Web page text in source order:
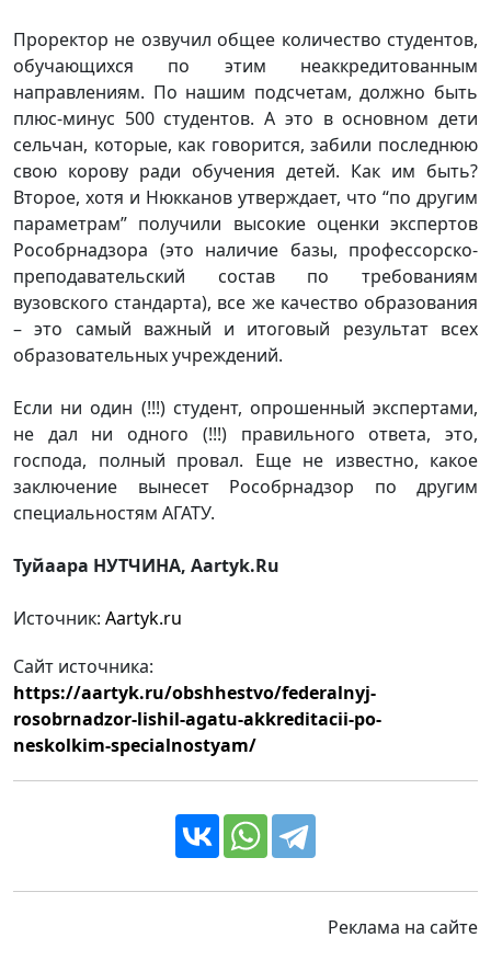
Проректор не озвучил общее количество студентов,
обучающихся по этим неаккредитованным
направлениям. По нашим подсчетам, должно быть
плюс-минус 500 студентов. А это в основном дети
сельчан, которые, как говорится, забили последнюю
свою корову ради обучения детей. Как им быть?
Второе, хотя и Нюкканов утверждает, что “по другим
параметрам” получили высокие оценки экспертов
Рособрнадзора (это наличие базы, профессорско-
преподавательский состав по требованиям
вузовского стандарта), все же качество образования
– это самый важный и итоговый результат всех
образовательных учреждений.
Если ни один (!!!) студент, опрошенный экспертами,
не дал ни одного (!!!) правильного ответа, это,
господа, полный провал. Еще не известно, какое
заключение вынесет Рособрнадзор по другим
специальностям АГАТУ.
Туйаара НУТЧИНА, Aartyk.Ru
Источник: Aartyk.ru
Сайт источника:
https://aartyk.ru/obshhestvo/federalnyj-
rosobrnadzor-lishil-agatu-akkreditacii-po-
neskolkim-specialnostyam/
Реклама на сайте